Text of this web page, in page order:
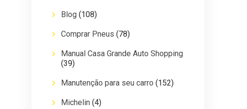
Blog (108)
Comprar Pneus (78)
Manual Casa Grande Auto Shopping
(39)
Manutenção para seu carro (152)
Michelin (4)